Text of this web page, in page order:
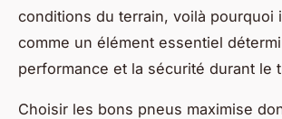
conditions du terrain, voilà pourquoi
comme un élément essentiel
performance et la sécurité durant le
Choisir les bons pneus maximise